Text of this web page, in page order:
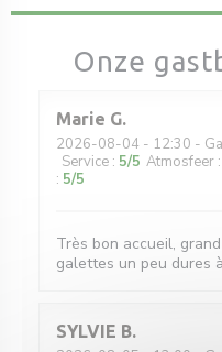
Onze
Marie G
2026-08-04 - 12:30 -
Service : 5/5 Atmosfeer :
: 5/5
Très bon accueil,
galettes un peu dures
SYLVIE B